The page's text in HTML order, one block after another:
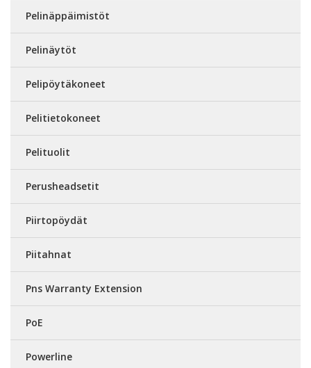
Pelinäppäimistöt
Pelinäytöt
Pelipöytäkoneet
Pelitietokoneet
Pelituolit
Perusheadsetit
Piirtopöydät
Piitahnat
Pns Warranty Extension
PoE
Powerline